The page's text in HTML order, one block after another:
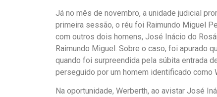
Já no mês de novembro, a unidade judicial
primeira sessão, o réu foi Raimundo Miguel
com outros dois homens, José Inácio do
Raimundo Miguel. Sobre o caso, foi apurado
quando foi surpreendida pela súbita entrada
perseguido por um homem identificado como
Na oportunidade, Werberth, ao avistar José